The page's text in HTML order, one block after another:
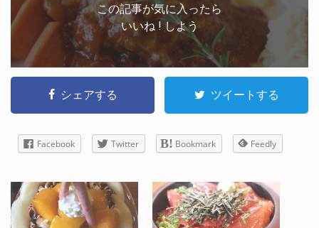
この記事が気に入ったら
いいね ! しよう
シェアする ツイートする
Facebook Twitter Bookmark Feedly